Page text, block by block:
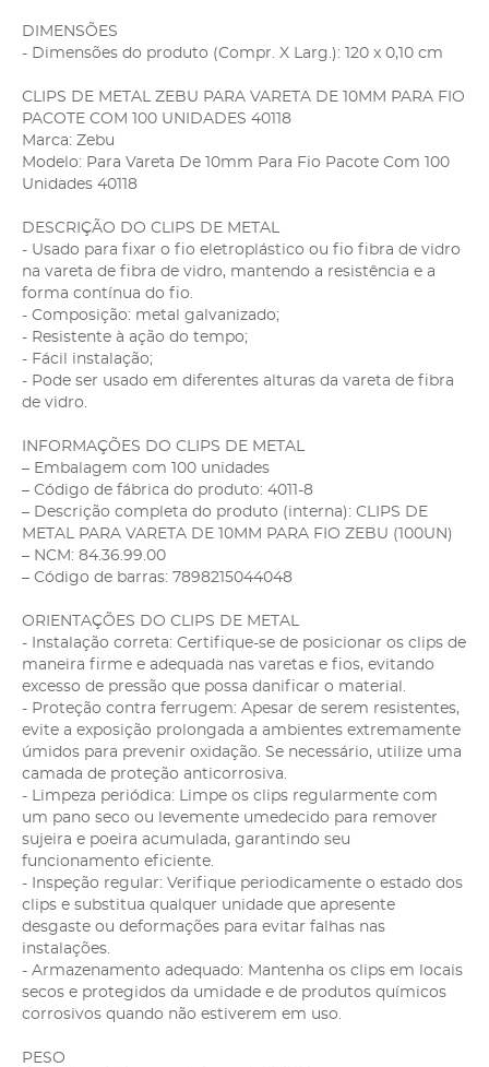
DIMENSÕES
- Dimensões do produto (Compr. X Larg.): 120 x 0,10 cm
CLIPS DE METAL ZEBU PARA VARETA DE 10MM PARA FIO
PACOTE COM 100 UNIDADES 40118
Marca: Zebu
Modelo: Para Vareta De 10mm Para Fio Pacote Com 100
Unidades 40118
DESCRIÇÃO DO CLIPS DE METAL
- Usado para fixar o fio eletroplástico ou fio fibra de vidro
na vareta de fibra de vidro, mantendo a resistência e a
forma contínua do fio.
- Composição: metal galvanizado;
- Resistente à ação do tempo;
- Fácil instalação;
- Pode ser usado em diferentes alturas da vareta de fibra
de vidro.
INFORMAÇÕES DO CLIPS DE METAL
– Embalagem com 100 unidades
– Código de fábrica do produto: 4011-8
– Descrição completa do produto (interna): CLIPS DE
METAL PARA VARETA DE 10MM PARA FIO ZEBU (100UN)
– NCM: 84.36.99.00
– Código de barras: 7898215044048
ORIENTAÇÕES DO CLIPS DE METAL
- Instalação correta: Certifique-se de posicionar os clips de
maneira firme e adequada nas varetas e fios, evitando
excesso de pressão que possa danificar o material.
- Proteção contra ferrugem: Apesar de serem resistentes,
evite a exposição prolongada a ambientes extremamente
úmidos para prevenir oxidação. Se necessário, utilize uma
camada de proteção anticorrosiva.
- Limpeza periódica: Limpe os clips regularmente com
um pano seco ou levemente umedecido para remover
sujeira e poeira acumulada, garantindo seu
funcionamento eficiente.
- Inspeção regular: Verifique periodicamente o estado dos
clips e substitua qualquer unidade que apresente
desgaste ou deformações para evitar falhas nas
instalações.
- Armazenamento adequado: Mantenha os clips em locais
secos e protegidos da umidade e de produtos químicos
corrosivos quando não estiverem em uso.
PESO